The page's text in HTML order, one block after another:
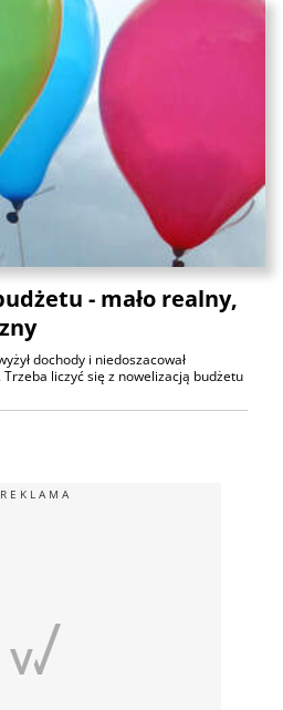
- mało realny,
dochody i niedoszacował
liczyć się z nowelizacją budżetu
REKLAMA